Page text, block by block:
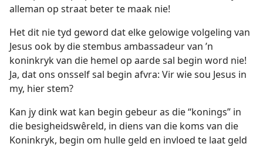
alleman op straat beter te maak nie!
Het dit nie tyd geword dat elke gelowige volgeling van
Jesus ook by die stembus ambassadeur van ’n
koninkryk van die hemel op aarde sal begin word nie!
Ja, dat ons onsself sal begin afvra: Vir wie sou Jesus in
my, hier stem?
Kan jy dink wat kan begin gebeur as die “konings” in
die besigheidswêreld, in diens van die koms van die
Koninkryk, begin om hulle geld en invloed te laat geld